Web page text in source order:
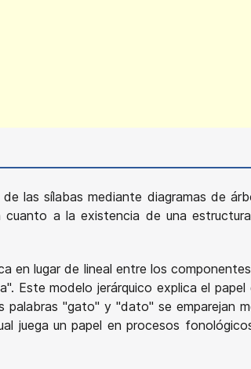
las sílabas mediante diagramas de
a la existencia de una
en lugar de lineal entre los
Este modelo jerárquico explica el
"gato" y "dato" se emparejan
juega un papel en procesos